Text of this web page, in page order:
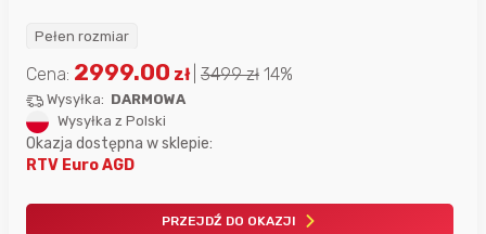
Pełen rozmiar
Cena: 2999.00 zł 3499zł 14%
Wysyłka: DARMOWA
Wysyłka z Polski
Okazja dostępna w sklepie:
RTV Euro AGD
PRZEJDŹ DO OKAZJI